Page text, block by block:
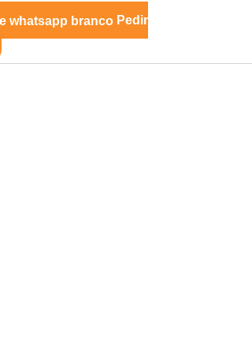
Pedir